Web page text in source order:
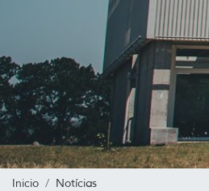
Inicio
Notícias